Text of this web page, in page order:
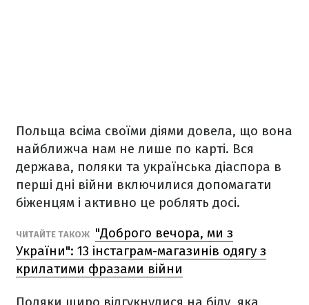
Польща всіма своїми діями довела, що вона
найближча нам не лише по карті. Вся
держава, поляки та українська діаспора в
перші дні війни включилися допомагати
біженцям і активно це роблять досі.
ЧИТАЙТЕ ТАКОЖ "Доброго вечора, ми з
України": 13 інстаграм-магазинів одягу з
крилатими фразами війни